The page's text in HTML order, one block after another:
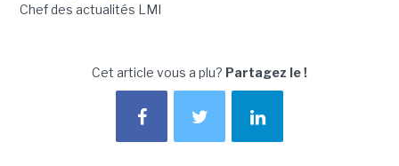
Chef des actualités LMI
Cet article vous a plu? Partagez le !